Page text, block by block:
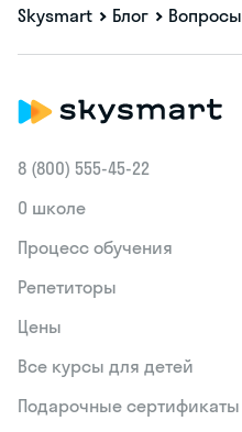
Skysmart Блог Вопросы
8 (800) 555‑45-22
О школе
Процесс обучения
Репетиторы
Цены
Все курсы для детей
Подарочные сертификаты